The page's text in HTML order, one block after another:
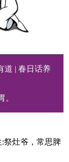
道 | 春日话养
。
祭灶爷，常思脾